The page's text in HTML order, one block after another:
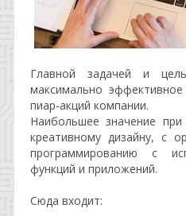
Главной задачей и
максимально
пиар-акций компании.
Наибольшее значение
креативному дизайну, с
программированию с
функций и приложений.
Сюда входит: